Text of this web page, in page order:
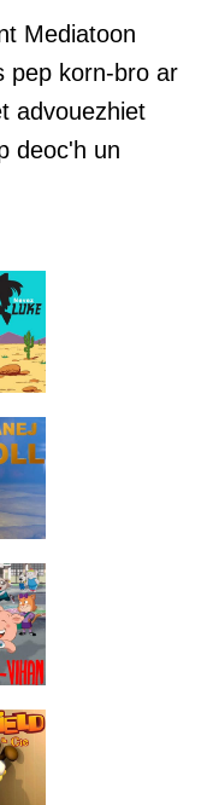
Mediatoon
pep korn-bro ar
advouezhiet
deoc'h un